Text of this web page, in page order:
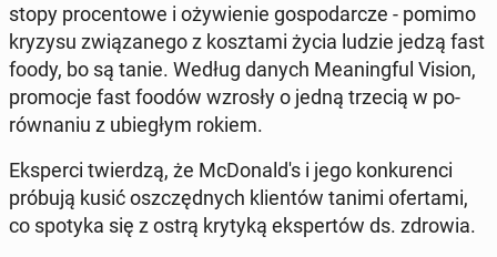
stopy pro­cen­to­we i oży­wie­nie go­spo­dar­cze - pomimo
kryzysu zwią­za­ne­go z kosz­ta­mi życia ludzie jedzą fast
foody, bo są tanie. Według danych Me­aning­ful Vision,
pro­mo­cje fast foodów wzrosły o jedną trzecią w po­
rów­na­niu z ubie­głym rokiem.
Eks­per­ci twier­dzą, że McDo­nal­d's i jego kon­ku­ren­ci
próbują kusić oszczęd­nych klien­tów tanimi ofer­ta­mi,
co spotyka się z ostrą krytyką eks­per­tów ds. zdrowia.